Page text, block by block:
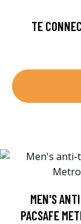
TE
MEN'S
PACSAFE